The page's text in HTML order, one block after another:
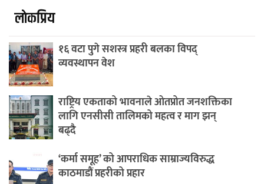
लाेकप्रिय
१६ वटा पुगे सशस्त्र प्रहरी बलका विपद्
व्यवस्थापन वेश
राष्ट्रिय एकताको भावनाले ओतप्रोत जनशक्तिका
लागि एनसीसी तालिमको महत्व र माग झन्
बढ्दै
‘कर्मा समूह’ को आपराधिक साम्राज्यविरुद्ध
काठमाडौं प्रहरीको प्रहार